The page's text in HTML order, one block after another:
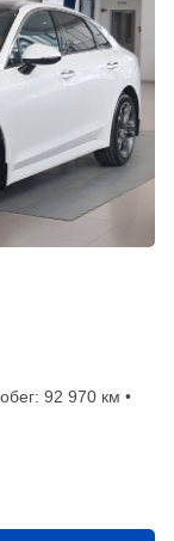
92 970 км •